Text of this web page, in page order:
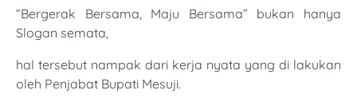
“Bergerak Bersama, Maju Bersama” bukan hanya
Slogan semata,
hal tersebut nampak dari kerja nyata yang di lakukan
oleh Penjabat Bupati Mesuji.